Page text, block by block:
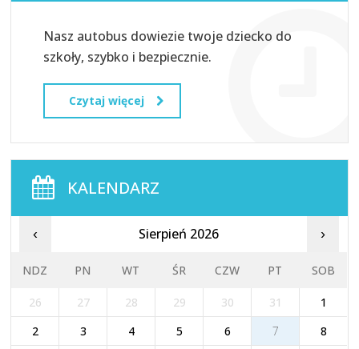
Nasz autobus dowiezie twoje dziecko do
szkoły, szybko i bezpiecznie.
Czytaj więcej
KALENDARZ
‹ Sierpień 2026 ›
NDZ PN WT ŚR CZW PT SOB
26 27 28 29 30 31
1
2
3 4 5 6 7
8